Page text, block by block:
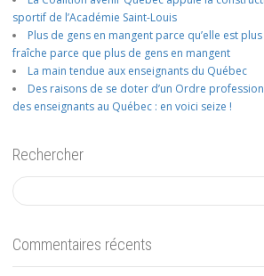
sportif de l’Académie Saint-Louis
Plus de gens en mangent parce qu’elle est
fraîche parce que plus de gens en mangent
La main tendue aux enseignants du Québec
Des raisons de se doter d’un Ordre
des enseignants au Québec : en voici seize !
Rechercher
Commentaires récents